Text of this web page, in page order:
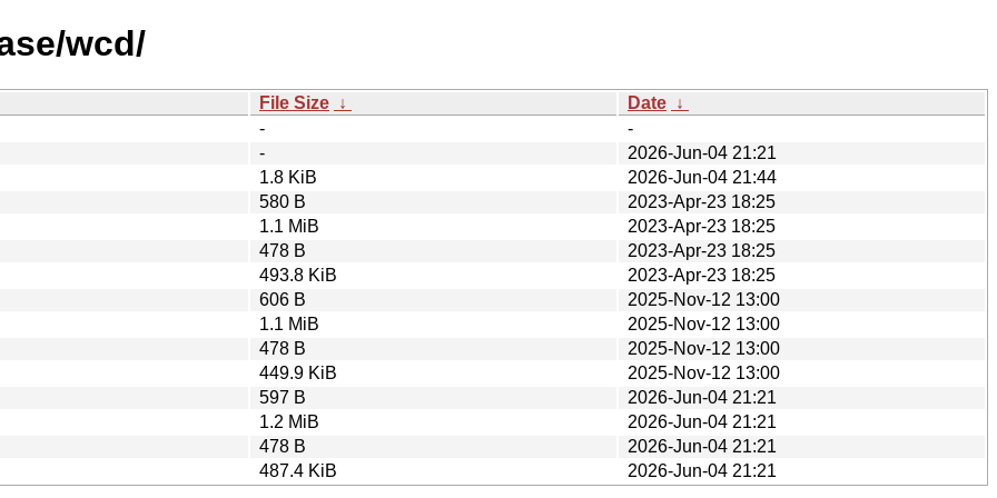
wcd/
File Size ↓ Date ↓
-
-
-
2026-Jun-04 21:21
1.8 KiB
2026-Jun-04 21:44
580 B
2023-Apr-23 18:25
1.1 MiB
2023-Apr-23 18:25
478 B
2023-Apr-23 18:25
493.8 KiB
2023-Apr-23 18:25
606 B
2025-Nov-12 13:00
1.1 MiB
2025-Nov-12 13:00
478 B
2025-Nov-12 13:00
449.9 KiB
2025-Nov-12 13:00
597 B
2026-Jun-04 21:21
1.2 MiB
2026-Jun-04 21:21
478 B
2026-Jun-04 21:21
487.4 KiB
2026-Jun-04 21:21